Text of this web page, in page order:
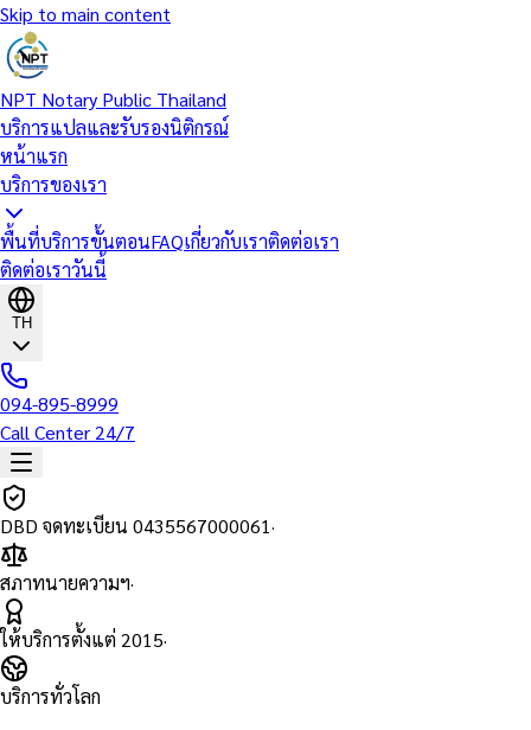
Skip to main content
NPT Notary Public Thailand
บริการแปลและรับรองนิติกรณ์
หน้าแรก
บริการของเรา
พื้นที่บริการขั้นตอนFAQเกี่ยวกับเราติดต่อเรา
ติดต่อเราวันนี้
TH
094-895-8999
Call Center 24/7
DBD จดทะเบียน 0435567000061·
สภาทนายความฯ·
ให้บริการตั้งแต่ 2015·
บริการทั่วโลก